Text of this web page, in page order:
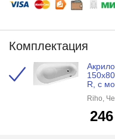
Комплектация
150x80
R, с
Riho,